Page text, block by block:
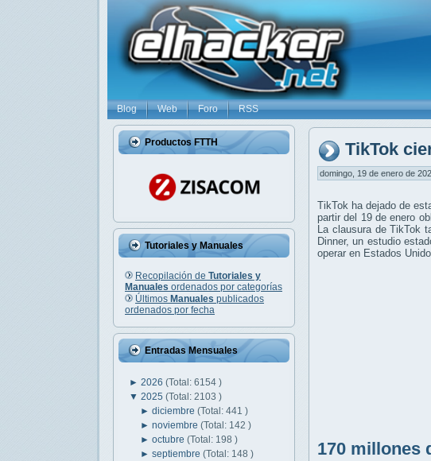
Blog Web Foro RSS
Productos FTTH
Tutoriales y Manuales
Recopilación de Tutoriales y
Manuales ordenados por categorías
Últimos Manuales publicados
ordenados por fecha
Entradas Mensuales
► 2026 (Total: 6154 )
▼ 2025 (Total: 2103 )
►diciembre(Total: 441 )
►noviembre(Total: 142 )
►octubre(Total: 198 )
►septiembre(Total: 148 )
TikTok
domingo, 19 de enero de
TikTok ha dejado de
partir del 19 de enero
La clausura de TikTok
Dinner, un estudio
operar en Estados
170 millones